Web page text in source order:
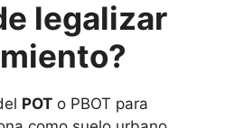
legalizar
POT o PBOT para